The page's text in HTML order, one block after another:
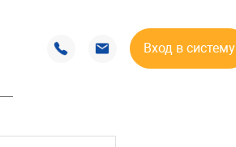
Вход в систему